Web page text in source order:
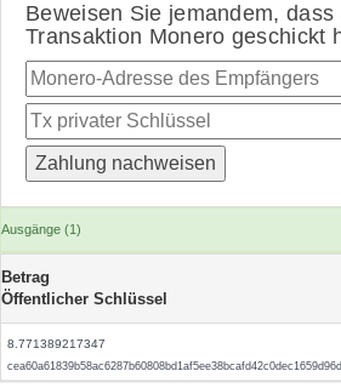
Beweisen Sie jemandem,
Transaktion Monero geschickt
Ausgänge (1)
Betrag
Öffentlicher Schlüssel
8.771389217347